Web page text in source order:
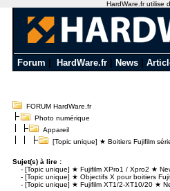
Forum HardWare.fr News
FORUM HardWare.fr
Photo numérique
Appareil
[Topic unique] ★ Boitiers Fujifilm
Sujet(s) à lire :
- [Topic unique] ★ Fujifilm XPro1 / Xpro2 ★
- [Topic unique] ★ Objectifs X pour boitiers
- [Topic unique] ★ Fujifilm XT1/2-XT10/20 ★
HardWare.fr utilise